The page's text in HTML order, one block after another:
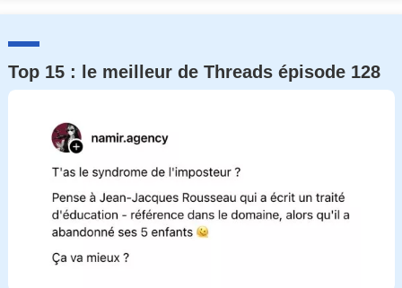
Top 15 : le meilleur de Threads épisode 128